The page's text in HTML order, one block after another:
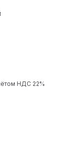
НДС 22%